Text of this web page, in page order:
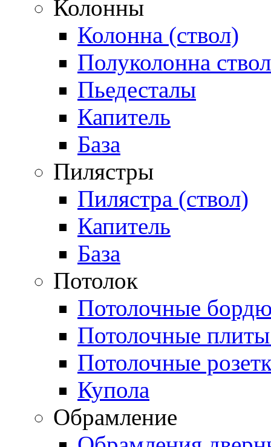
Колонны
Колонна (ствол)
Полуколонна ствол
Пьедесталы
Капитель
База
Пилястры
Пилястра (ствол)
Капитель
База
Потолок
Потолочные
Потолочные
Потолочные
Купола
Обрамление